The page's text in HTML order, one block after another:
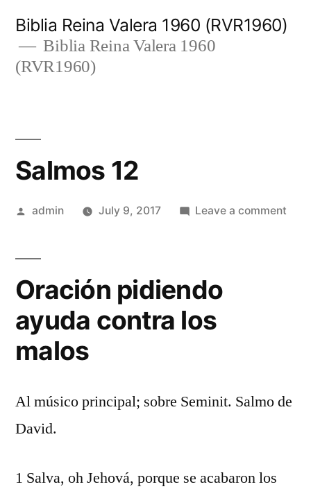
content
Biblia Reina Valera 1960 (RVR1960)
Biblia Reina Valera 1960
(RVR1960)
Salmos 12
Posted
admin July 9, 2017 Leave a comment
Oración pidiendo
ayuda contra los
malos
Al músico principal; sobre Seminit. Salmo de
David.
1 Salva, oh Jehová, porque se acabaron los